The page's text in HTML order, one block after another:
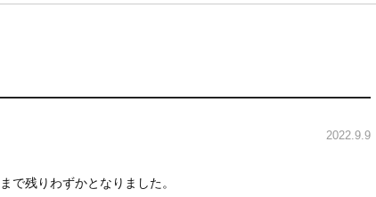
2022.9.9
で残りわずかとなりました。